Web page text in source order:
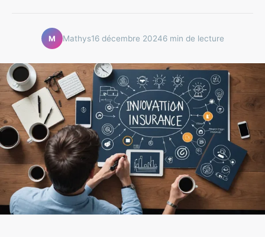
M Mathys16 décembre 20246 min de lecture